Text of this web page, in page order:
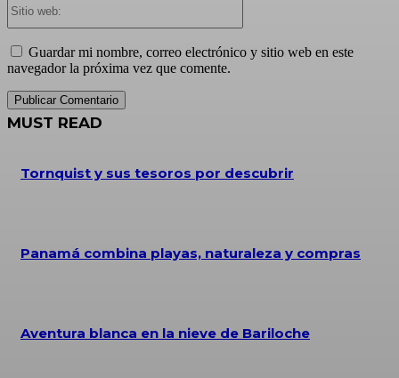
Guardar mi nombre, correo electrónico y sitio web en este
navegador la próxima vez que comente.
MUST READ
Tornquist y sus tesoros por descubrir
Panamá combina playas, naturaleza y compras
Aventura blanca en la nieve de Bariloche